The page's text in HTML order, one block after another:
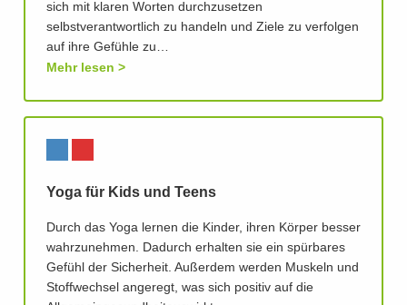
sich mit klaren Worten durchzusetzen
selbstverantwortlich zu handeln und Ziele zu verfolgen
auf ihre Gefühle zu…
Mehr lesen
Yoga für Kids und Teens
Durch das Yoga lernen die Kinder, ihren Körper besser
wahrzunehmen. Dadurch erhalten sie ein spürbares
Gefühl der Sicherheit. Außerdem werden Muskeln und
Stoffwechsel angeregt, was sich positiv auf die